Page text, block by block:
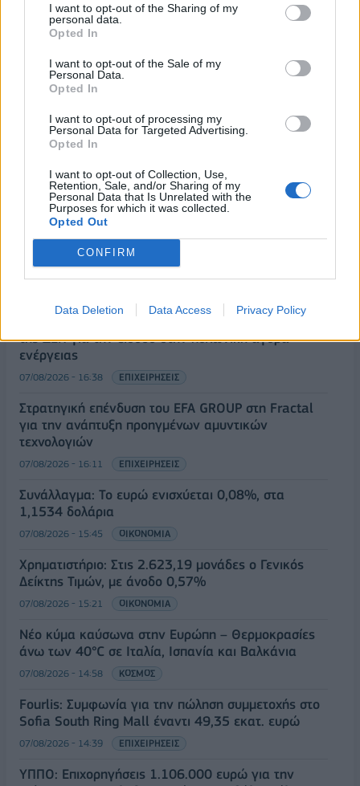
I want to opt-out of the Sharing of my
personal data.
Opted In
I want to opt-out of the Sale of my
Personal Data.
Opted In
I want to opt-out of processing my
Personal Data for Targeted Advertising.
Opted In
I want to opt-out of Collection, Use,
Retention, Sale, and/or Sharing of my
Personal Data that Is Unrelated with the
Purposes for which it was collected.
Opted Out
CONFIRM
Data Deletion Data Access Privacy Policy
ΡΟΗ ΕΙΔΗΣΕΩΝ
ΥΠΑΑΤ: Επιπλέον 12,5 εκατ. ευρώ στις Περιφέρειες
για την ενίσχυση της βιοασφάλειας
Deloitte Ελλάδος: Χρηματοοικονομικός σύμβουλος
της ΔΕΗ για την είσοδο στην πολωνική αγορά
ενέργειας
07/08/2026 - 16:38 ΕΠΙΧΕΙΡΗΣΕΙΣ
Στρατηγική επένδυση του EFA GROUP στη Fractal
για την ανάπτυξη προηγμένων αμυντικών
τεχνολογιών
07/08/2026 - 16:11 ΕΠΙΧΕΙΡΗΣΕΙΣ
Συνάλλαγμα: Το ευρώ ενισχύεται 0,08%, στα
1,1534 δολάρια
07/08/2026 - 15:45 ΟΙΚΟΝΟΜΙΑ
Χρηματιστήριο: Στις 2.623,19 μονάδες ο Γενικός
Δείκτης Τιμών, με άνοδο 0,57%
07/08/2026 - 15:21 ΟΙΚΟΝΟΜΙΑ
Νέο κύμα καύσωνα στην Ευρώπη – Θερμοκρασίες
άνω των 40°C σε Ιταλία, Ισπανία και Βαλκάνια
07/08/2026 - 14:58 ΚΟΣΜΟΣ
Fourlis: Συμφωνία για την πώληση συμμετοχής στο
Sofia South Ring Mall έναντι 49,35 εκατ. ευρώ
07/08/2026 - 14:39 ΕΠΙΧΕΙΡΗΣΕΙΣ
ΥΠΠΟ: Επιχορηγήσεις 1.106.000 ευρώ για την